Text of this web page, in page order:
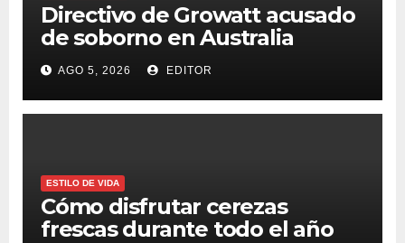
Directivo de Growatt acusado
de soborno en Australia
AGO 5, 2026 EDITOR
ESTILO DE VIDA
Cómo disfrutar cerezas
frescas durante todo el año